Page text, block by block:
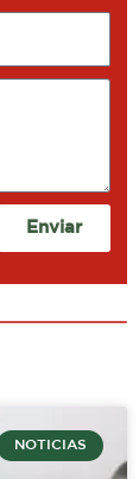
Enviar
NOTICIAS